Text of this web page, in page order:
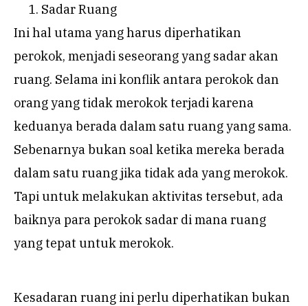
Sadar Ruang
Ini hal utama yang harus diperhatikan
perokok, menjadi seseorang yang sadar akan
ruang. Selama ini konflik antara perokok dan
orang yang tidak merokok terjadi karena
keduanya berada dalam satu ruang yang sama.
Sebenarnya bukan soal ketika mereka berada
dalam satu ruang jika tidak ada yang merokok.
Tapi untuk melakukan aktivitas tersebut, ada
baiknya para perokok sadar di mana ruang
yang tepat untuk merokok.
Kesadaran ruang ini perlu diperhatikan bukan